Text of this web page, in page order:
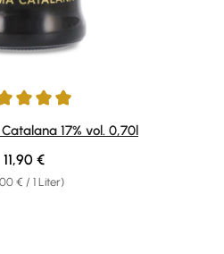
von 4.91 von 5 Sternen
17% vol. 0,70l
€ / 1 Liter)
Regulärer Preis:
11,90 €